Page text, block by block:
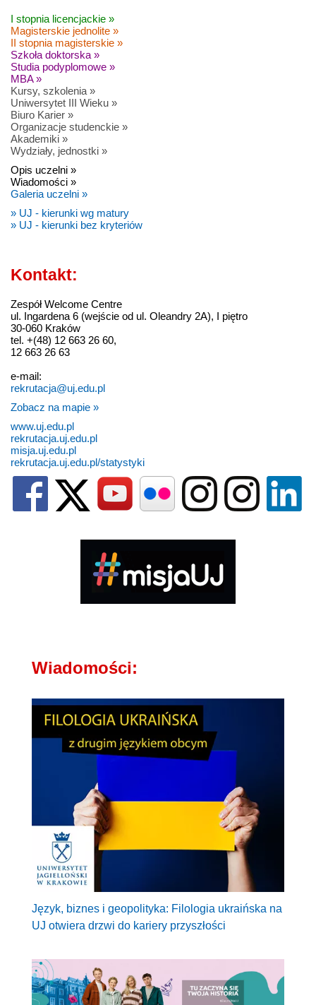
I stopnia licencjackie »
Magisterskie jednolite »
II stopnia magisterskie »
Szkoła doktorska »
Studia podyplomowe »
MBA »
Kursy, szkolenia »
Uniwersytet III Wieku »
Biuro Karier »
Organizacje studenckie »
Akademiki »
Wydziały, jednostki »
Opis uczelni »
Wiadomości »
Galeria uczelni »
» UJ - kierunki wg matury
» UJ - kierunki bez kryteriów
Kontakt:
Zespół Welcome Centre
ul. Ingardena 6 (wejście od ul. Oleandry 2A), I piętro
30-060 Kraków
tel. +(48) 12 663 26 60,
12 663 26 63
e-mail:
rekrutacja@uj.edu.pl
Zobacz na mapie »
www.uj.edu.pl
rekrutacja.uj.edu.pl
misja.uj.edu.pl
rekrutacja.uj.edu.pl/statystyki
Wiadomości:
Język, biznes i geopolityka: Filologia ukraińska na
UJ otwiera drzwi do kariery przyszłości